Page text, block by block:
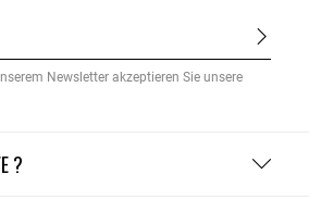
?
Newsletter akzeptieren Sie unsere